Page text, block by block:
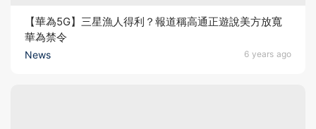
News 6 years ago
【華為5G】三星漁人得利？報道稱高通正遊說美方放寬
華為禁令